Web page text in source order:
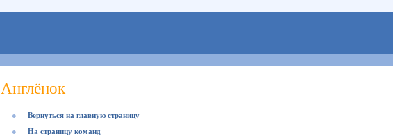
Англёнок
●
Вернуться на главную страницу
●
На страницу команд